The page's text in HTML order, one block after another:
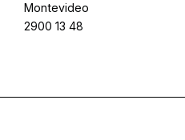
Montevideo
2900 13 48